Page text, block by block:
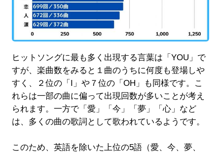
ヒットソングに最も多く出現する言葉は「YOU」で
すが、楽曲数をみると１曲のうちに何度も登場しや
すく、２位の「I」や７位の「OH」も同様です。こ
れらは一部の曲に偏って出現回数が多いことが考え
られます。一方で「愛」「今」「夢」「心」など
は、多くの曲の歌詞として歌われているようです。
このため、英語を除いた上位の5語（愛、今、夢、